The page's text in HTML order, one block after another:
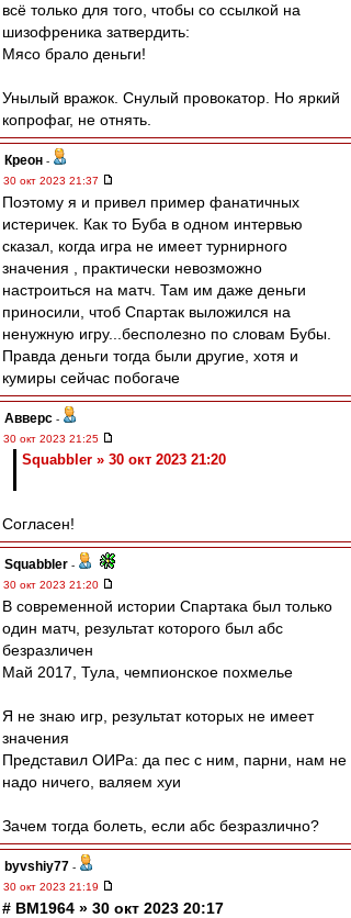
всё только для того, чтобы со ссылкой на
шизофреника затвердить:
Мясо брало деньги!
Унылый вражок. Снулый провокатор. Но яркий
копрофаг, не отнять.
Креон -
30 окт 2023 21:37
Поэтому я и привел пример фанатичных
истеричек. Как то Буба в одном интервью
сказал, когда игра не имеет турнирного
значения , практически невозможно
настроиться на матч. Там им даже деньги
приносили, чтоб Спартак выложился на
ненужную игру...бесполезно по словам Бубы.
Правда деньги тогда были другие, хотя и
кумиры сейчас побогаче
Авверс -
30 окт 2023 21:25
Squabbler » 30 окт 2023 21:20
Согласен!
Squabbler -
30 окт 2023 21:20
В современной истории Спартака был только
один матч, результат которого был абс
безразличен
Май 2017, Тула, чемпионское похмелье
Я не знаю игр, результат которых не имеет
значения
Представил ОИРа: да пес с ним, парни, нам не
надо ничего, валяем хуи
Зачем тогда болеть, если абс безразлично?
byvshiy77 -
30 окт 2023 21:19
# BM1964 » 30 окт 2023 20:17